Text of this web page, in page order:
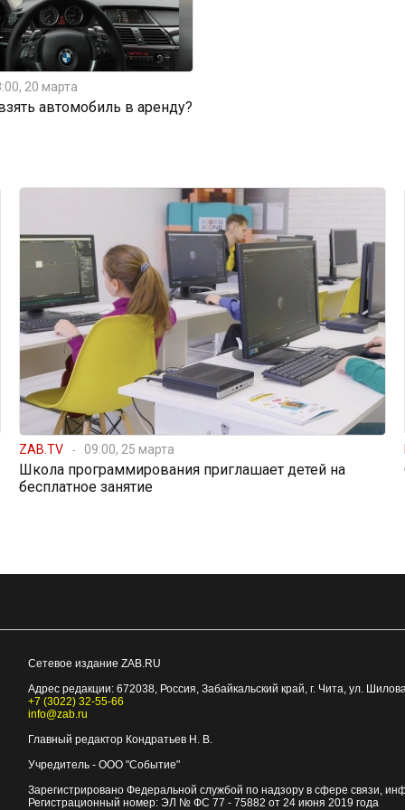
20 марта
автомобиль в аренду?
ZAB.TV 09:00, 25 марта
Школа программирования приглашает детей на
бесплатное занятие
Сетевое издание ZAB.RU
Адрес редакции: 672038, Россия, Забайкальский край, г. Чита, ул.
+7 (3022) 32-55-66
info@zab.ru
Главный редактор Кондратьев Н. В.
Учредитель - ООО "Событие"
Зарегистрировано Федеральной службой по надзору в сфере связи,
Регистрационный номер: ЭЛ № ФС 77 - 75882 от 24 июня 2019 года